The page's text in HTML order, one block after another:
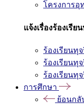
โครงการอุ
แจ้งเรื่องร้องเรีย
ร้องเรียนทุ
ร้องเรียนทุ
ร้องเรียนทุ
การศึกษา
ย้อนกลั